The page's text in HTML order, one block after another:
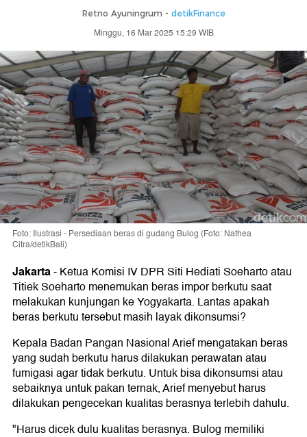
Retno Ayuningrum - detikFinance
Minggu, 16 Mar 2025 15:29 WIB
Foto: Ilustrasi - Persediaan beras di gudang Bulog (Foto: Nathea
Citra/detikBali)
Jakarta-Ketua Komisi IV DPR Siti Hediati Soeharto atau
Titiek Soeharto menemukan beras impor berkutu saat
melakukan kunjungan ke Yogyakarta. Lantas apakah
beras berkutu tersebut masih layak dikonsumsi?
Kepala Badan Pangan Nasional Arief mengatakan beras
yang sudah berkutu harus dilakukan perawatan atau
fumigasi agar tidak berkutu. Untuk bisa dikonsumsi atau
sebaiknya untuk pakan ternak, Arief menyebut harus
dilakukan pengecekan kualitas berasnya terlebih dahulu.
"Harus dicek dulu kualitas berasnya. Bulog memiliki